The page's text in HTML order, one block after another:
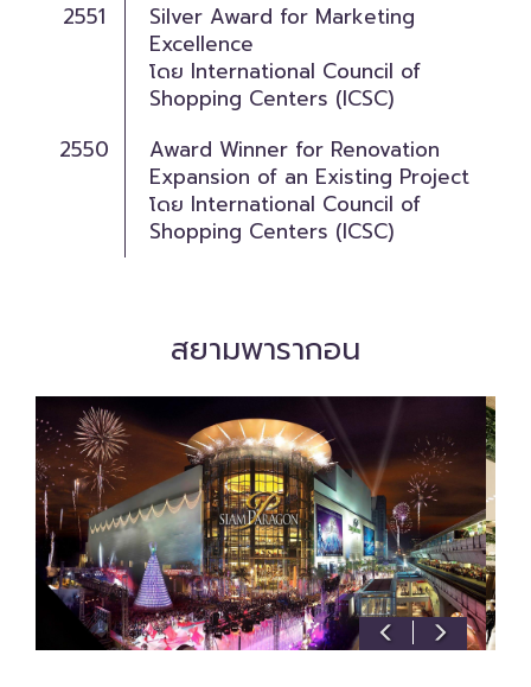
2551
Silver Award for Marketing
Excellence
โดย International Council of
Shopping Centers (ICSC)
2550
Award Winner for Renovation
Expansion of an Existing Project
โดย International Council of
Shopping Centers (ICSC)
สยามพารากอน